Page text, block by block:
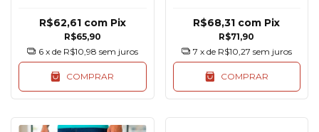
R$65,90
R$62,61 com Pix
6 x de R$10,98 sem juros
COMPRAR
R$71,90
R$68,31 com Pix
7 x de R$10,27 sem juros
COMPRAR